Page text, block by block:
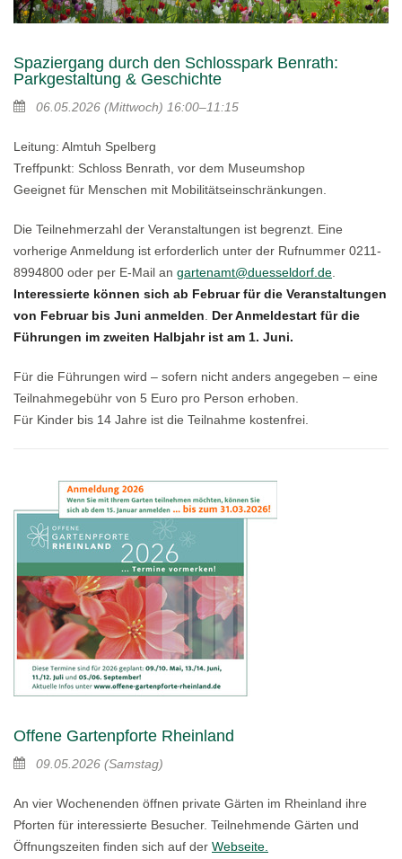
Spaziergang durch den Schlosspark Benrath:
Parkgestaltung & Geschichte
06.05.2026 (Mittwoch) 16:00–11:15
Leitung: Almtuh Spelberg
Treffpunkt: Schloss Benrath, vor dem Museumshop
Geeignet für Menschen mit Mobilitätseinschränkungen.
Die Teilnehmerzahl der Veranstaltungen ist begrenzt. Eine
vorherige Anmeldung ist erforderlich unter der Rufnummer 0211-
8994800 oder per E-Mail an gartenamt@duesseldorf.de.
Interessierte können sich ab Februar für die Veranstaltungen
von Februar bis Juni anmelden. Der Anmeldestart für die
Führungen im zweiten Halbjahr ist am 1. Juni.
Für die Führungen wird – sofern nicht anders angegeben – eine
Teilnahmegebühr von 5 Euro pro Person erhoben.
Für Kinder bis 14 Jahre ist die Teilnahme kostenfrei.
Offene Gartenpforte Rheinland
09.05.2026 (Samstag)
An vier Wochenenden öffnen private Gärten im Rheinland ihre
Pforten für interessierte Besucher. Teilnehmende Gärten und
Öffnungszeiten finden sich auf der Webseite.